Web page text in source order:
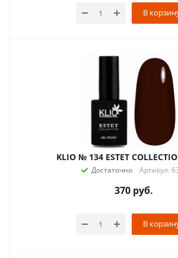
В
KLIO № 134 ESTET
Достаточно Артикул:
370руб.
В